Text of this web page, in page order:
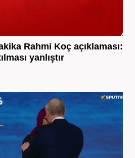
Rahmi Koç açıklaması:
yanlıştır